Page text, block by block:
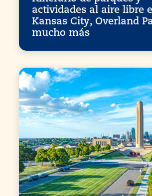
actividades al aire libre
Kansas City, Overland
mucho más